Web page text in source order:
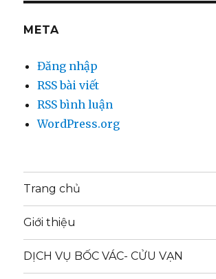
META
Đăng nhập
RSS bài viết
RSS bình luận
WordPress.org
Trang chủ
Giới thiệu
DỊCH VỤ BỐC VÁC- CỬU VẠN